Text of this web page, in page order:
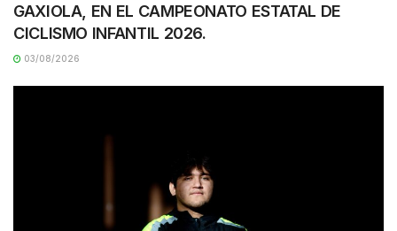
GAXIOLA, EN EL CAMPEONATO ESTATAL DE
CICLISMO INFANTIL 2026.
03/08/2026